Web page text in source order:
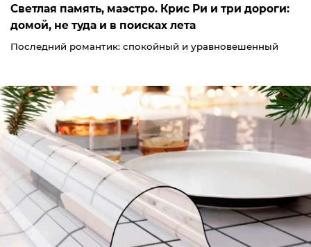
Светлая память, маэстро. Крис Ри и три дороги:
домой, не туда и в поисках лета
Последний романтик: спокойный и уравновешенный